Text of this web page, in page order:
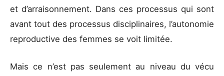
et d’arraisonnement. Dans ces processus qui sont
avant tout des processus disciplinaires, l’autonomie
reproductive des femmes se voit limitée.
Mais ce n’est pas seulement au niveau du vécu